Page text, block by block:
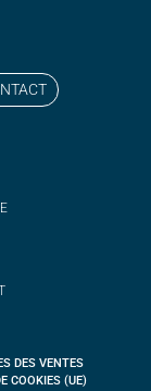
DES VENTES
COOKIES (UE)